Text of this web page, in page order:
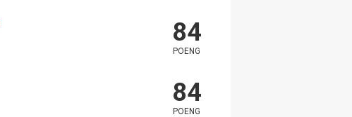
84
POENG
84
POENG